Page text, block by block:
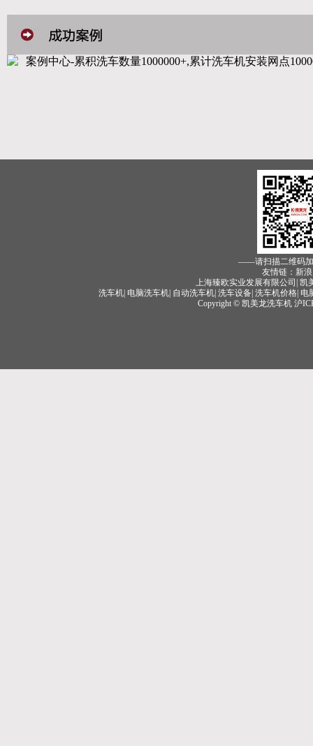
——请扫描二维码
友情链：新
上海臻欧实业发展有限公司| 凯
洗车机| 电脑洗车机| 自动洗车机| 洗车设备| 洗车机价格| 电
Copyright © 凯美龙洗车机 沪